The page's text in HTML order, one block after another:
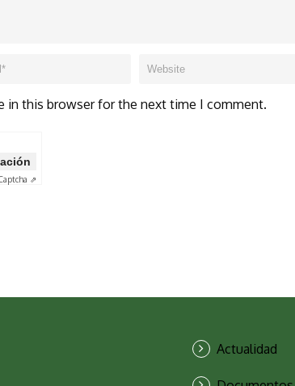
in this browser for the next time I comment.
⇗
Actualidad